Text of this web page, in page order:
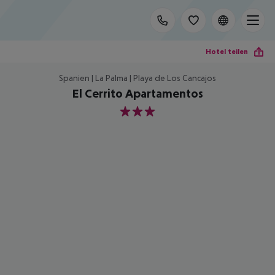
Hotel teilen
Spanien | La Palma | Playa de Los Cancajos
El Cerrito Apartamentos
3